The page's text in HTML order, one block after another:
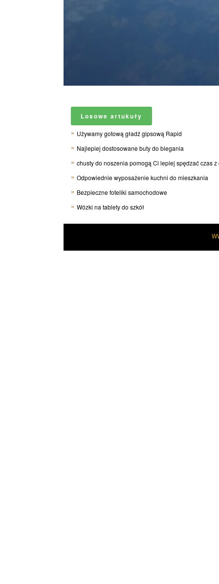
Losowe artukuły
Używamy gotową gładź gipsową Rapid
Najlepiej dostosowane buty do biegania
chusty do noszenia pomogą Ci lepiej spędzać czas z
Odpowiednie wyposażenie kuchni do mieszkania
Bezpieczne foteliki samochodowe
Wózki na tablety do szkół